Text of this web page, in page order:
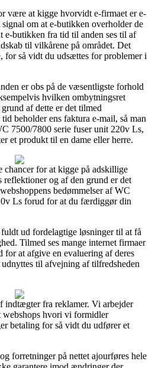
være at kigge hvorvidt e-firmaet er e-
om at e-butikken overholder de
e-butikken fra tid til anden ses til af
til vilkårene på området. Det
for så vidt du udsættes for problemer i
er obs på de væsentligste forhold
hvilken ombytningsret
af dette er det tilmed
beholder ens faktura e-mail, så man
7500/7800 serie fuser unit 220v Ls,
et produkt til en dame eller herre.
chancer for at kigge på adskillige
og af den grund er det
bedømmelser af WC
Ls forud for at du færdiggør din
ud fordelagtige løsninger til at få
Tilmed ses mange internet firmaer
for at afgive en evaluering af deres
til afvejning af tilfredsheden
indtægter fra reklamer. Vi arbejder
webshops hvori vi formidler
betaling for så vidt du udfører et
forretninger på nettet ajourføres hele